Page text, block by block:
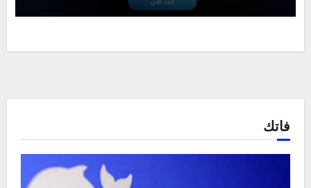
فاتك